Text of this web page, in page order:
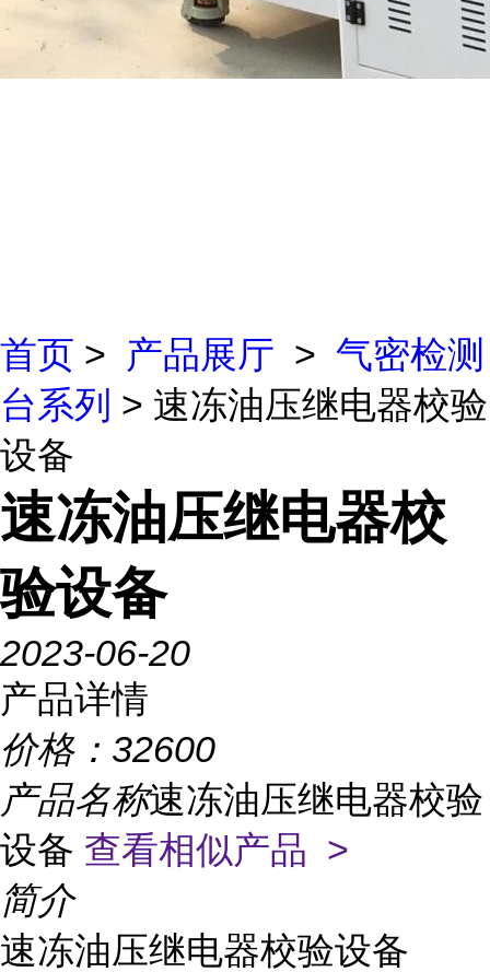
首页 > 产品展厅 > 气密检测
台系列 > 速冻油压继电器校验
设备
速冻油压继电器校
验设备
2023-06-20
产品详情
价格： 32600
产品名称速冻油压继电器校验
设备 查看相似产品 >
简介
速冻油压继电器校验设备